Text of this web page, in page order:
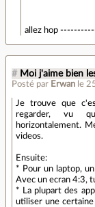
allez hop
# Moi j'aime bien
Posté par Erwan le
Je trouve que
regarder, vu
horizontalement.
videos.
Ensuite:
* Pour un laptop,
Avec un ecran 4:3,
* La plupart des
utiliser une